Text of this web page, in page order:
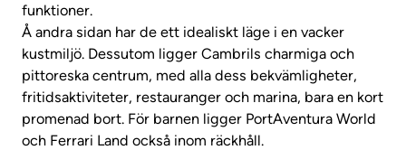
funktioner.
Å andra sidan har de ett idealiskt läge i en vacker
kustmiljö. Dessutom ligger Cambrils charmiga och
pittoreska centrum, med alla dess bekvämligheter,
fritidsaktiviteter, restauranger och marina, bara en kort
promenad bort. För barnen ligger PortAventura World
och Ferrari Land också inom räckhåll.